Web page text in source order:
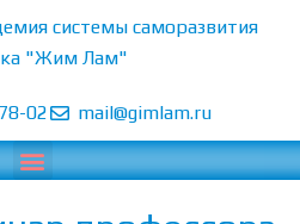
системы саморазвития
"Жим Лам"
02 mail@gimlam.ru
Menu